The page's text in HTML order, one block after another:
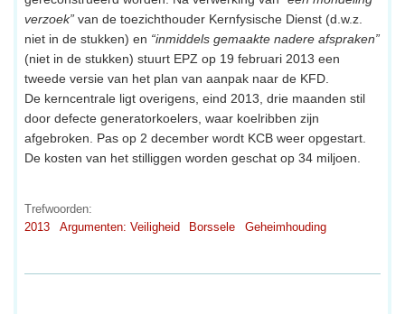
verzoek” van de toezichthouder Kernfysische Dienst (d.w.z.
niet in de stukken) en “inmiddels gemaakte nadere afspraken”
(niet in de stukken) stuurt EPZ op 19 februari 2013 een
tweede versie van het plan van aanpak naar de KFD.
De kerncentrale ligt overigens, eind 2013, drie maanden stil
door defecte generatorkoelers, waar koelribben zijn
afgebroken. Pas op 2 december wordt KCB weer opgestart.
De kosten van het stilliggen worden geschat op 34 miljoen.
Trefwoorden:
2013
Argumenten: Veiligheid Borssele Geheimhouding